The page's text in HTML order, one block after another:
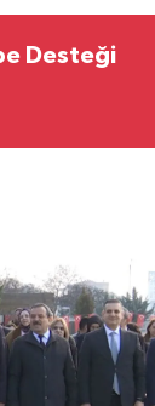
Desteği